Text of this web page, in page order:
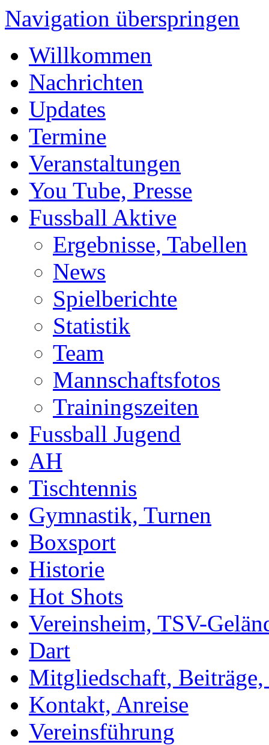
Navigation überspringen
Willkommen
Nachrichten
Updates
Termine
Veranstaltungen
You Tube, Presse
Fussball Aktive
Ergebnisse, Tabellen
News
Spielberichte
Statistik
Team
Mannschaftsfotos
Trainingszeiten
Fussball Jugend
AH
Tischtennis
Gymnastik, Turnen
Boxsport
Historie
Hot Shots
Vereinsheim, TSV-
Dart
Mitgliedschaft,
Kontakt, Anreise
Vereinsführung